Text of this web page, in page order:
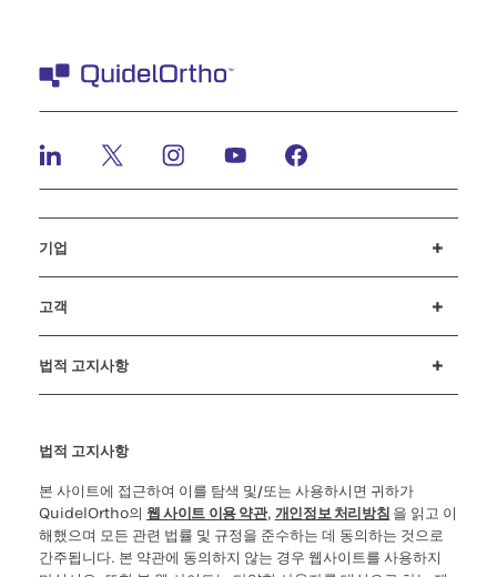
기업
고객
법적 고지사항
법적 고지사항
본 사이트에 접근하여 이를 탐색 및/또는 사용하시면 귀하가
QuidelOrtho의 웹 사이트 이용 약관, 개인정보 처리방침 을 읽고 이
해했으며 모든 관련 법률 및 규정을 준수하는 데 동의하는 것으로
간주됩니다. 본 약관에 동의하지 않는 경우 웹사이트를 사용하지